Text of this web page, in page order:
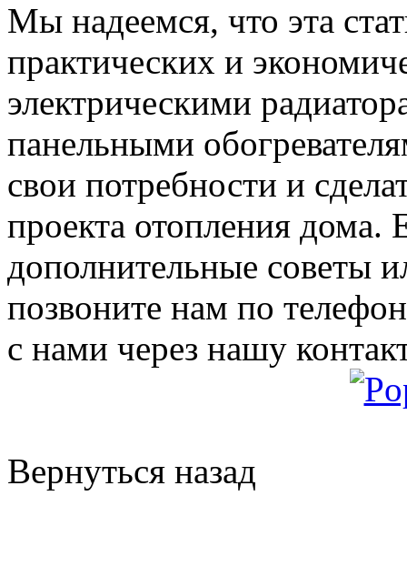
Мы надеемся, что эта
практических и
электрическими
панельными
свои потребности и
проекта отопления
дополнительные советы
позвоните нам по
с нами через нашу
Вернуться назад